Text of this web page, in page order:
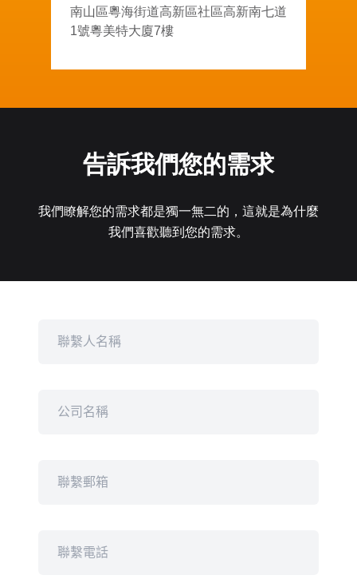
南山區粵海街道高新區社區高新南七道
1號粵美特大廈7樓
告訴我們您的需求
我們瞭解您的需求都是獨一無二的，這就是為什麼
我們喜歡聽到您的需求。